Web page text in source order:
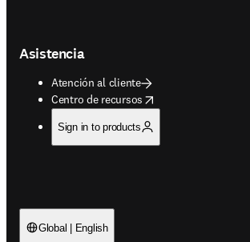
Asistencia
Atención al cliente
Centro de recursos
opens in new tab/window
Sign in to products
Global | English